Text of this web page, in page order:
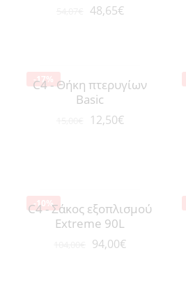
48,65€
-17%
C4 - Θήκη πτερυγίων
Basic
12,50€
-10%
C4 - Σάκος εξοπλισμού
Extreme 90L
94,00€